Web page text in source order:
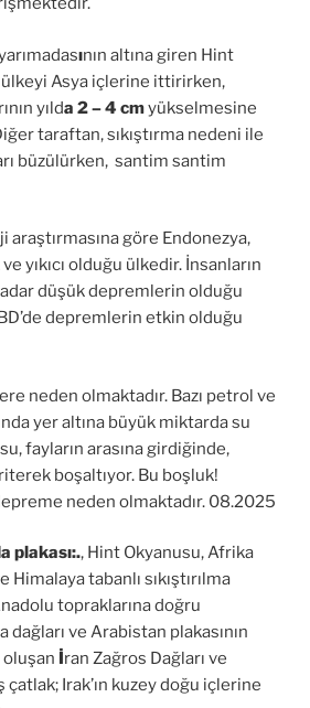
ının altına giren Hint
ülkeyi Asya içlerine ittirirken,
yılda 2 – 4 cmyükselmesine
taraftan, sıkıştırma nedeni ile
büzülürken, santim santim
araştırmasına göre Endonezya,
yıkıcı olduğu ülkedir. İnsanların
düşük depremlerin olduğu
depremlerin etkin olduğu
neden olmaktadır. Bazı petrol ve
yer altına büyük miktarda su
fayların arasına girdiğinde,
boşaltıyor. Bu boşluk!
neden olmaktadır. 08.2025
plakası:., Hint Okyanusu, Afrika
Himalaya tabanlı sıkıştırılma
topraklarına doğru
ve Arabistan plakasının
oluşan İran Zağros Dağları ve
Irak’ın kuzey doğu içlerine